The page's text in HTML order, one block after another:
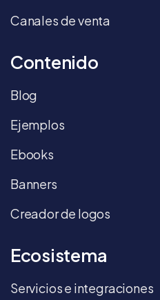
Canales de venta
Contenido
Blog
Ejemplos
Ebooks
Banners
Creador de logos
Ecosistema
Servicios e integraciones